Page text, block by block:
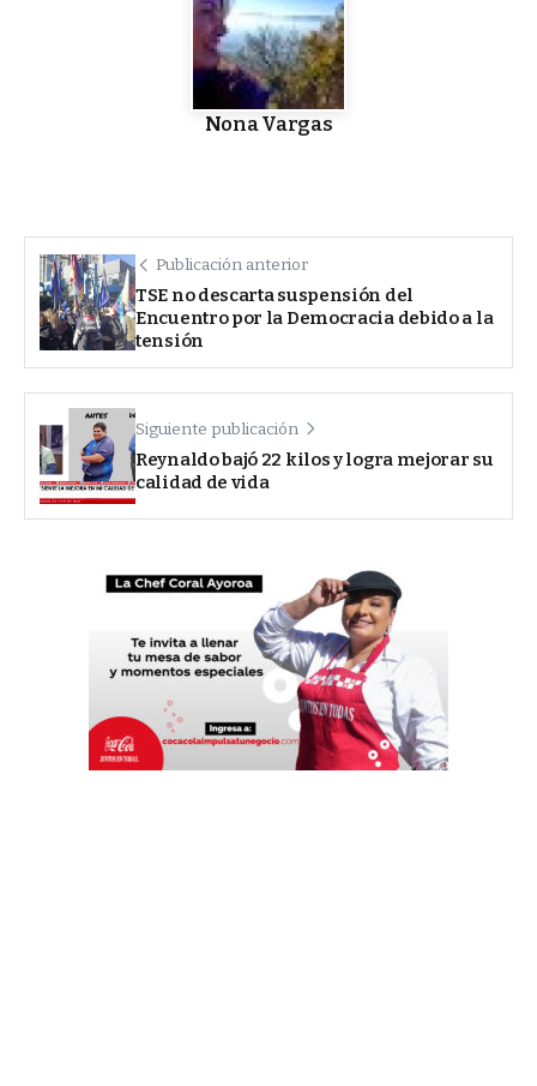
Nona Vargas
Publicación anterior
TSE no descarta suspensión del
Encuentro por la Democracia debido a la
tensión
Siguiente publicación
Reynaldo bajó 22 kilos y logra mejorar su
calidad de vida